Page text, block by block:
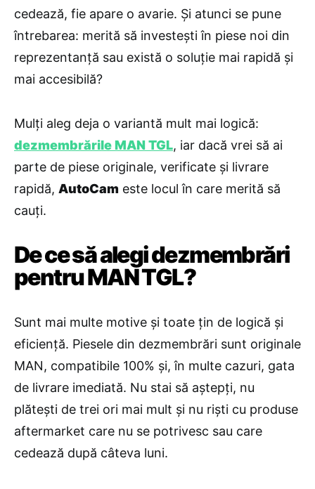
cedează, fie apare o avarie. Și atunci se pune
întrebarea: merită să investești în piese noi din
reprezentanță sau există o soluție mai rapidă și
mai accesibilă?
Mulți aleg deja o variantă mult mai logică:
dezmembrările MAN TGL, iar dacă vrei să ai
parte de piese originale, verificate și livrare
rapidă, AutoCam este locul în care merită să
cauți.
De ce să alegi dezmembrări
pentru MAN TGL?
Sunt mai multe motive și toate țin de logică și
eficiență. Piesele din dezmembrări sunt originale
MAN, compatibile 100% și, în multe cazuri, gata
de livrare imediată. Nu stai să aștepți, nu
plătești de trei ori mai mult și nu riști cu produse
aftermarket care nu se potrivesc sau care
cedează după câteva luni.